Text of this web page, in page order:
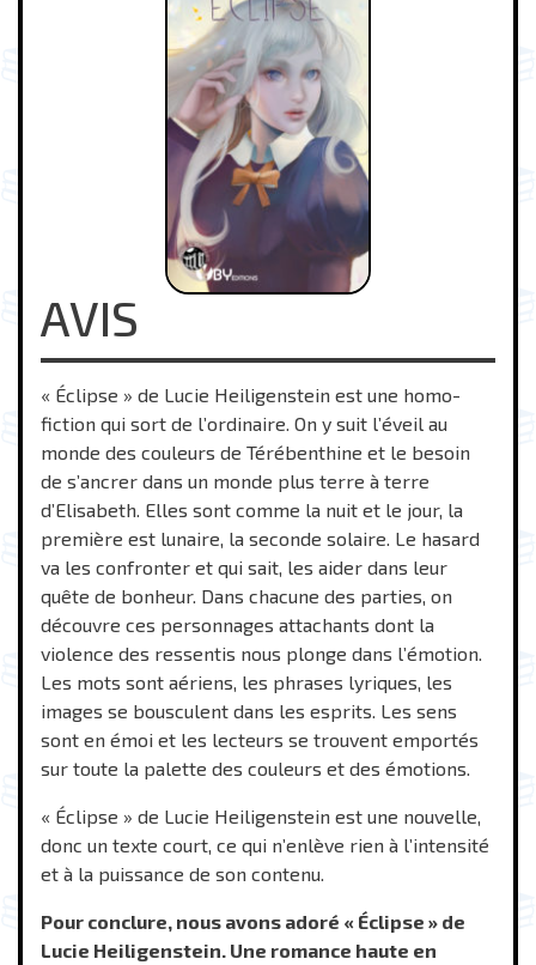
AVIS
« Éclipse » de Lucie Heiligenstein est une homo-
fiction qui sort de l’ordinaire. On y suit l’éveil au
monde des couleurs de Térébenthine et le besoin
de s’ancrer dans un monde plus terre à terre
d’Elisabeth. Elles sont comme la nuit et le jour, la
première est lunaire, la seconde solaire. Le hasard
va les confronter et qui sait, les aider dans leur
quête de bonheur. Dans chacune des parties, on
découvre ces personnages attachants dont la
violence des ressentis nous plonge dans l’émotion.
Les mots sont aériens, les phrases lyriques, les
images se bousculent dans les esprits. Les sens
sont en émoi et les lecteurs se trouvent emportés
sur toute la palette des couleurs et des émotions.
« Éclipse » de Lucie Heiligenstein est une nouvelle,
donc un texte court, ce qui n’enlève rien à l’intensité
et à la puissance de son contenu.
Pour conclure, nous avons adoré « Éclipse » de
Lucie Heiligenstein. Une romance haute en